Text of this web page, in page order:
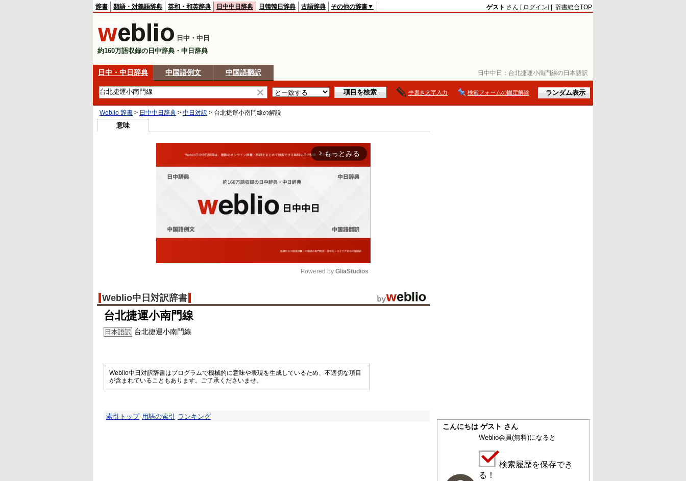
日中中日： 台北捷運小南門線の日本語訳
辞書 類語・対義語辞典 英和・和英辞典 日中中日辞典 日韓韓日辞典 古語辞典 その他の辞書▼ ゲスト さん [ ログイン] | 辞書総合TOP
日中・中日
約160万語収録の日中辞典・中日辞典
日中・中日辞典 中国語例文 中国語翻訳
手書き文字入力 検索フォームの固定解除
Weblio 辞書 > 日中中日辞典 > 中日対訳 > 台北捷運小南門線の解説
意味
arrow_forward_ios もっとみる
Powered by GliaStudios
Weblio中日対訳辞書
台北捷運小南門線
日本語訳 台北捷運小南門線
Weblio中日対訳辞書はプログラムで機械的に意味や表現を生成しているため、不適切な項目
が含まれていることもあります。ご了承くださいませ。
索引トップ 用語の索引 ランキング
こんにちは ゲスト さん
Weblio会員(無料)になると
検索履歴を保存でき
る！